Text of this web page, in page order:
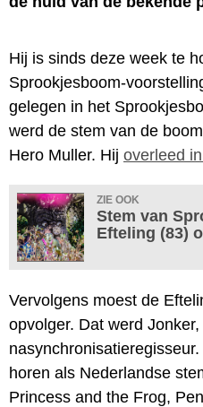
Hij is sinds deze week te
Sprookjesboom-
gelegen in het
werd de stem van de
Hero Muller. Hij overleed
ZIE OOK
Stem van
Efteling (83)
Vervolgens moest de
opvolger. Dat werd
horen als Nederlandse
Princess and the Frog,